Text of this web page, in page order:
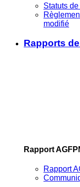
Statuts
modifié
Rapports
Rapport
Rapport